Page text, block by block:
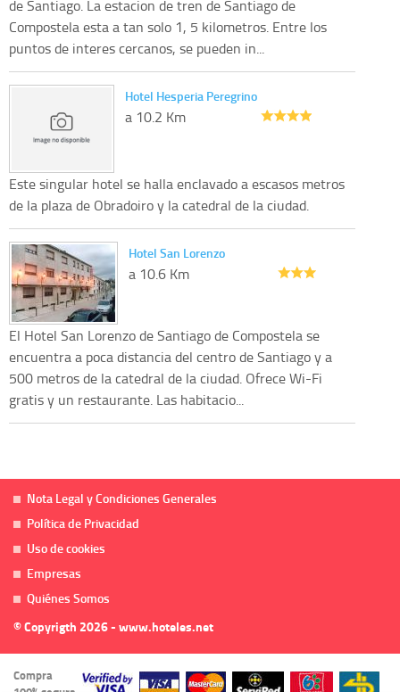
de Santiago. La estacion de tren de Santiago de
Compostela esta a tan solo 1, 5 kilometros. Entre los
puntos de interes cercanos, se pueden in...
Hotel Hesperia Peregrino
a 10.2 Km
Este singular hotel se halla enclavado a escasos metros
de la plaza de Obradoiro y la catedral de la ciudad.
Hotel San Lorenzo
a 10.6 Km
El Hotel San Lorenzo de Santiago de Compostela se
encuentra a poca distancia del centro de Santiago y a
500 metros de la catedral de la ciudad. Ofrece Wi-Fi
gratis y un restaurante. Las habitacio...
Nota Legal y Condiciones Generales
Política de Privacidad
Uso de cookies
Empresas
Quiénes Somos
© Copyrigth 2026 - www.hoteles.net
Compra